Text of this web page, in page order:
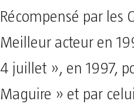
Récompensé par les
Meilleur acteur en
4 juillet », en 1997,
Maguire » et par